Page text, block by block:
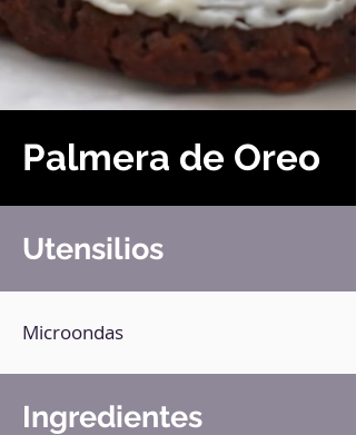
Palmera de Oreo
Utensilios
Microondas
Ingredientes